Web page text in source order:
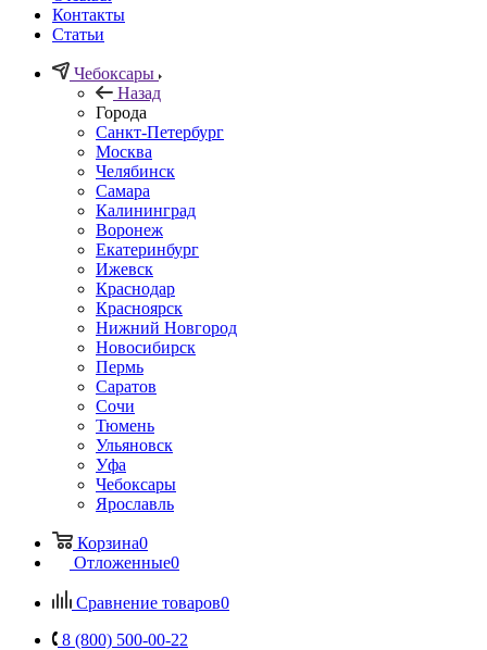
Контакты
Статьи
Чебоксары
Назад
Города
Санкт-Петербург
Москва
Челябинск
Самара
Калининград
Воронеж
Екатеринбург
Ижевск
Краснодар
Красноярск
Нижний Новгород
Новосибирск
Пермь
Саратов
Сочи
Тюмень
Ульяновск
Уфа
Чебоксары
Ярославль
Корзина0
Отложенные0
Сравнение товаров0
8 (800) 500-00-22